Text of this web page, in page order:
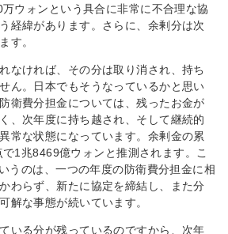
ウォンという具合に非常に不合理な協
経緯があります。さらに、余剰分は次
す。
なければ、その分は取り消され、持ち
ん。日本でもそうなっているかと思い
衛費分担金については、残ったお金が
、次年度に持ち越され、そして継続的
常な状態になっています。余剰金の累
1兆8469億ウォンと推測されます。こ
うのは、一つの年度の防衛費分担金に相
わらず、新たに協定を締結し、また分
解な事態が続いています。
いる分が残っているのですから、次年